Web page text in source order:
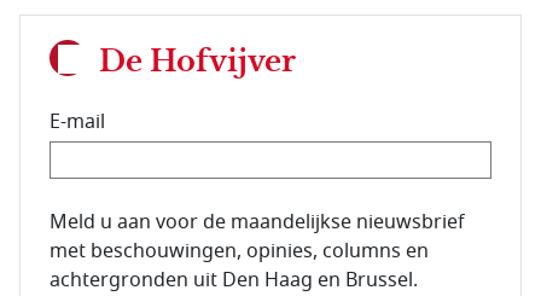
De Hofvijver
E-mail
E-mailadres van de abonnee.
Meld u aan voor de maandelijkse nieuwsbrief
met beschouwingen, opinies, columns en
achtergronden uit Den Haag en Brussel.